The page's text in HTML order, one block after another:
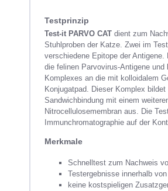
Testprinzip
Test-it PARVO CATdient zum
Stuhlproben der Katze. Zwei im
verschiedene Epitope der
die felinen Parvovirus-Antigene und
Komplexes an die mit kolloidalem
Konjugatpad. Dieser Komplex
Sandwichbindung mit einem
Nitrocellulosemembran aus. Die
Immunchromatographie auf der
Merkmale
Schnelltest zum Nachweis
Testergebnisse innerhalb
keine kostspieligen